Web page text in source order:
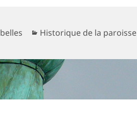
Catégories
Historique de la paroisse